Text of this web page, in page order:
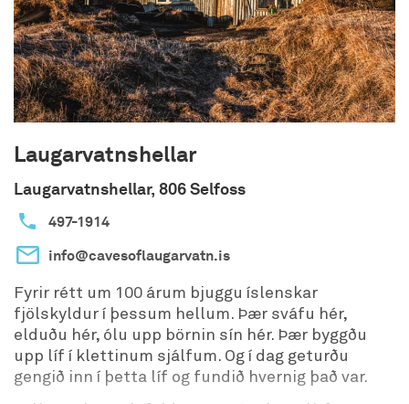
Laugarvatnshellar
Laugarvatnshellar, 806 Selfoss
497-1914
info@cavesoflaugarvatn.is
Fyrir rétt um 100 árum bjuggu íslenskar
fjölskyldur í þessum hellum. Þær sváfu hér,
elduðu hér, ólu upp börnin sín hér. Þær byggðu
upp líf í klettinum sjálfum. Og í dag geturðu
gengið inn í þetta líf og fundið hvernig það var.